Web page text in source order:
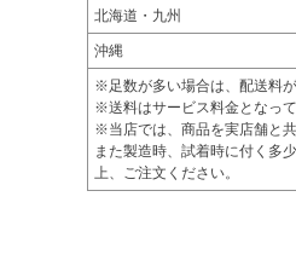
北海道・九州
沖縄
※足数が多い場合は、配送料
※送料はサービス料金となっ
※当店では、商品を実店舗と
また製造時、試着時に付く多
上、ご注文ください。